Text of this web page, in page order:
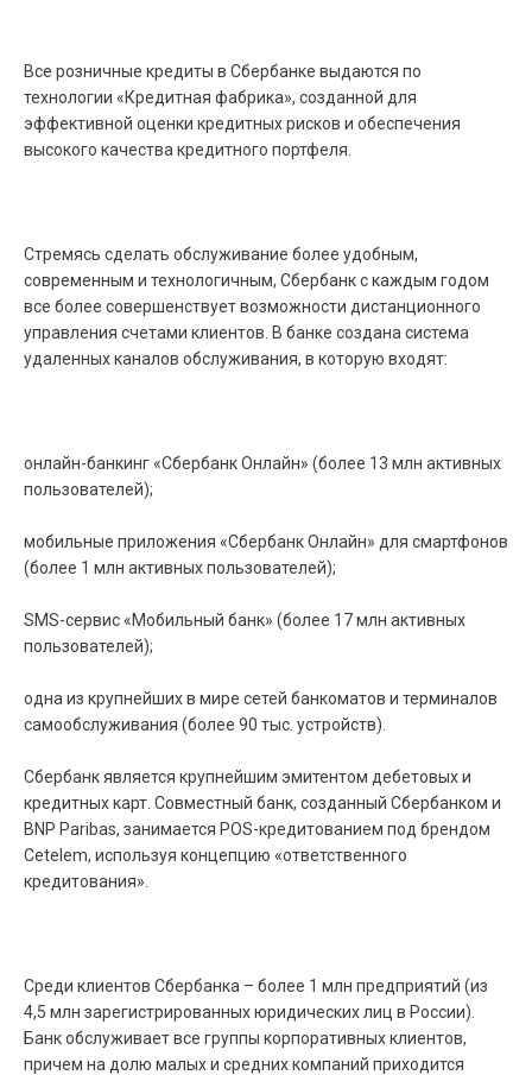
Все розничные кредиты в Сбербанке выдаются по
технологии «Кредитная фабрика», созданной для
эффективной оценки кредитных рисков и обеспечения
высокого качества кредитного портфеля.
Стремясь сделать обслуживание более удобным,
современным и технологичным, Сбербанк с каждым годом
все более совершенствует возможности дистанционного
управления счетами клиентов. В банке создана система
удаленных каналов обслуживания, в которую входят:
онлайн-банкинг «Сбербанк Онлайн» (более 13 млн активных
пользователей);
мобильные приложения «Сбербанк Онлайн» для смартфонов
(более 1 млн активных пользователей);
SMS-сервис «Мобильный банк» (более 17 млн активных
пользователей);
одна из крупнейших в мире сетей банкоматов и терминалов
самообслуживания (более 90 тыс. устройств).
Сбербанк является крупнейшим эмитентом дебетовых и
кредитных карт. Совместный банк, созданный Сбербанком и
BNP Paribas, занимается POS-кредитованием под брендом
Cetelem, используя концепцию «ответственного
кредитования».
Среди клиентов Сбербанка – более 1 млн предприятий (из
4,5 млн зарегистрированных юридических лиц в России).
Банк обслуживает все группы корпоративных клиентов,
причем на долю малых и средних компаний приходится